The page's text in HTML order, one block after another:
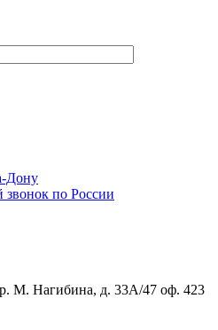
Дону
звонок по России
М. Нагибина, д. 33А/47 оф. 423